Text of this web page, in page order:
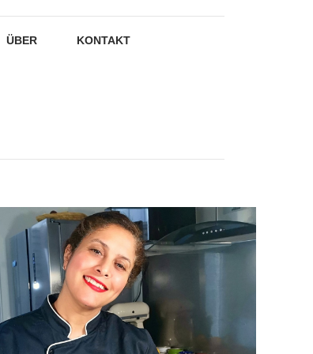
ÜBER KONTAKT